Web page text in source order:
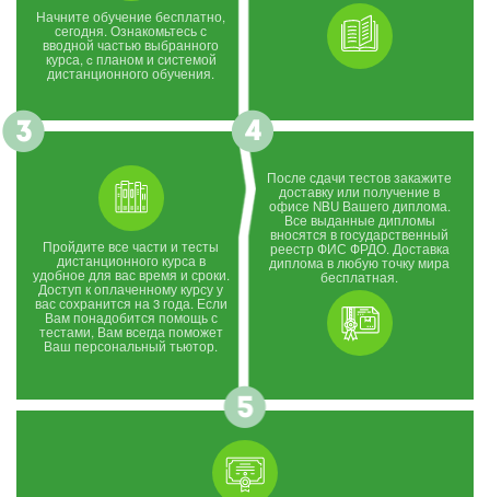
Начните обучение бесплатно,
сегодня. Ознакомьтесь с
вводной частью выбранного
курса, c планом и системой
дистанционного обучения.
Пройдите все части и тесты
дистанционного курса в
удобное для вас время и сроки.
Доступ к оплаченному курсу у
вас сохранится на 3 года. Если
Вам понадобится помощь с
тестами, Вам всегда поможет
Ваш персональный тьютор.
После сдачи тестов закажите
доставку или получение в
офисе NBU Вашего диплома.
Все выданные дипломы
вносятся в государственный
реестр ФИС ФРДО. Доставка
диплома в любую точку мира
бесплатная.